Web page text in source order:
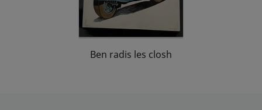
Ben radis les closh